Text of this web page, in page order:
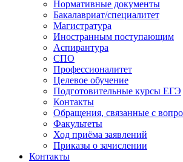
Нормативные документы
Бакалавриат/специалитет
Магистратура
Иностранным поступающим
Аспирантура
СПО
Профессионалитет
Целевое обучение
Подготовительные курсы ЕГЭ
Контакты
Обращения, связанные с
Факультеты
Ход приёма заявлений
Приказы о зачислении
Контакты